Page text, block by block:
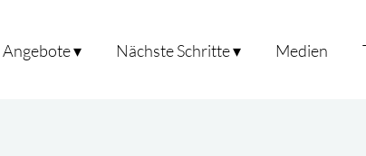
Angebote ▾ Nächste Schritte ▾ Medien